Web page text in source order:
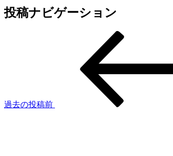
投稿ナビゲーション
過去の投稿前